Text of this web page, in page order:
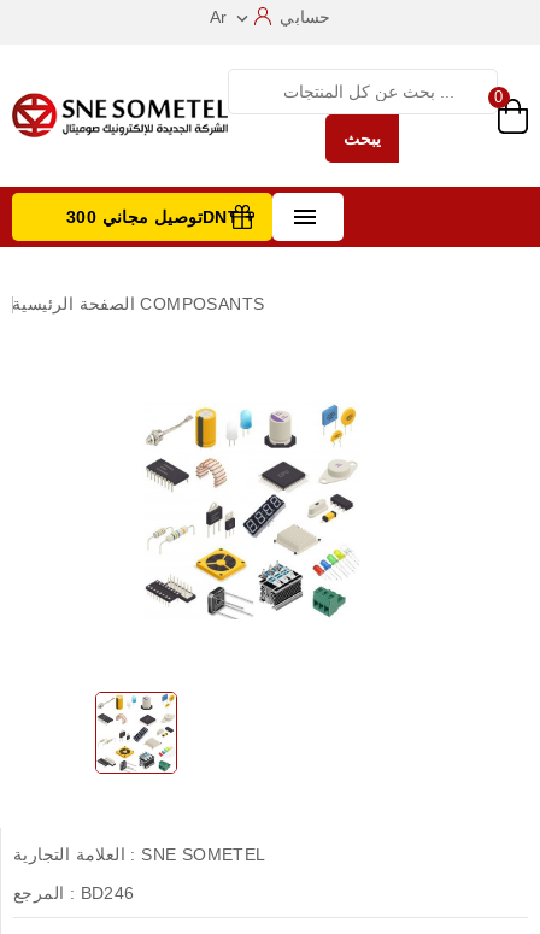
Ar  حسابي
يبحث
0
 توصيل مجاني 300DNT +
الصفحة الرئيسية COMPOSANTS
العلامة التجارية : SNE SOMETEL
المرجع : BD246